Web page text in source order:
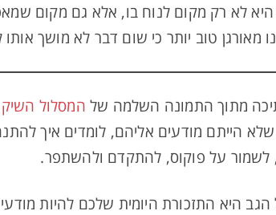
לא רק מקום לנוח בו, אלא גם מקום
מאורגן טוב יותר כי שום דבר לא מושך
מתוך התמונה השלמה של המסלול
הייתם מודעים אליהם, לומדים איך
לשמור על פוקוס, להתקדם ולהשתפר.
היא התזכורת היומית שלכם להיות